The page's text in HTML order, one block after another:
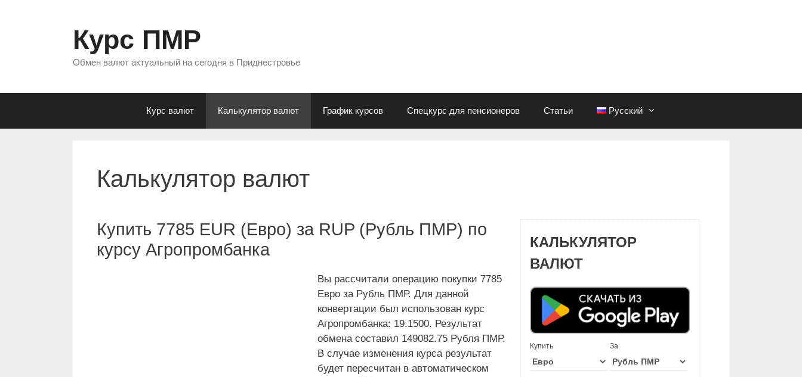
Курс ПМР
Обмен валют актуальный на сегодня в Приднестровье
Курс валют Калькулятор валют График курсов Спецкурс для пенсионеров Статьи Русский
Калькулятор валют
Купить 7785 EUR (Евро) за RUP (Рубль ПМР) по
курсу Агропромбанка
Вы рассчитали операцию покупки 7785
Евро за Рубль ПМР. Для данной
конвертации был использован курс
Агропромбанка: 19.1500. Результат
обмена составил 149082.75 Рубля ПМР.
В случае изменения курса результат
будет пересчитан в автоматическом
КАЛЬКУЛЯТОР
ВАЛЮТ
Купить За